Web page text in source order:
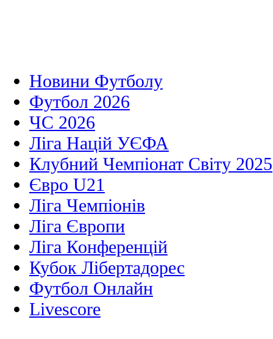
Новини Футболу
Футбол 2026
ЧС 2026
Ліга Націй УЄФА
Клубний Чемпіонат Світу 2025
Євро U21
Ліга Чемпіонів
Ліга Європи
Ліга Конференцій
Кубок Лібертадорес
Футбол Онлайн
Livescore